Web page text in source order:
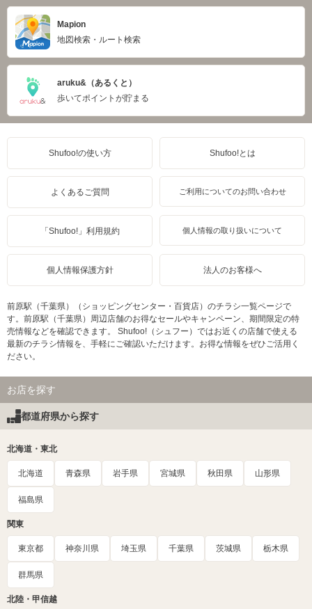
Mapion
地図検索・ルート検索
aruku&（あるくと）
歩いてポイントが貯まる
Shufoo!の使い方 Shufoo!とは
よくあるご質問 ご利用についてのお問い合わせ
「Shufoo!」利用規約 個人情報の取り扱いについて
個人情報保護方針 法人のお客様へ
前原駅（千葉県）（ショッピングセンター・百貨店）のチラシ一覧ページで
す。前原駅（千葉県）周辺店舗のお得なセールやキャンペーン、期間限定の特
売情報などを確認できます。 Shufoo!（シュフー）ではお近くの店舗で使える
最新のチラシ情報を、手軽にご確認いただけます。お得な情報をぜひご活用く
ださい。
お店を探す
都道府県から探す
北海道・東北
北海道 青森県 岩手県 宮城県 秋田県 山形県
福島県
関東
東京都 神奈川県 埼玉県 千葉県 茨城県 栃木県
群馬県
北陸・甲信越